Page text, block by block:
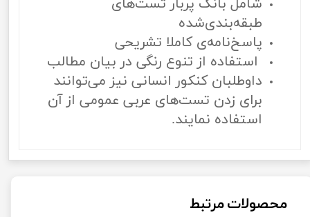
شامل بانک پربار تست‌های
طبقه‌بندی‌شده
پاسخ‌نامه‌ی کاملا تشریحی
استفاده از تنوع رنگی در بیان مطالب
داوطلبان کنکور انسانی نیز می‌توانند
برای زدن تست‌های عربی عمومی از آن
استفاده نمایند.
محصولات مرتبط